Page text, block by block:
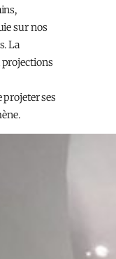
sur nos
La
projections
projeter ses